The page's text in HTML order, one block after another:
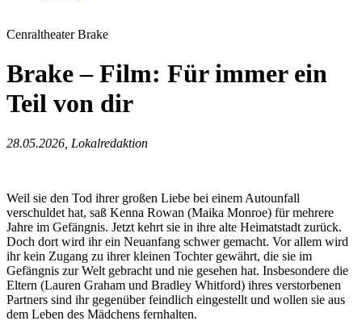
Cenraltheater Brake
Brake – Film: Für immer ein
Teil von dir
28.05.2026, Lokalredaktion
Weil sie den Tod ihrer großen Liebe bei einem Autounfall
verschuldet hat, saß Kenna Rowan (Maika Monroe) für mehrere
Jahre im Gefängnis. Jetzt kehrt sie in ihre alte Heimatstadt zurück.
Doch dort wird ihr ein Neuanfang schwer gemacht. Vor allem wird
ihr kein Zugang zu ihrer kleinen Tochter gewährt, die sie im
Gefängnis zur Welt gebracht und nie gesehen hat. Insbesondere die
Eltern (Lauren Graham und Bradley Whitford) ihres verstorbenen
Partners sind ihr gegenüber feindlich eingestellt und wollen sie aus
dem Leben des Mädchens fernhalten.